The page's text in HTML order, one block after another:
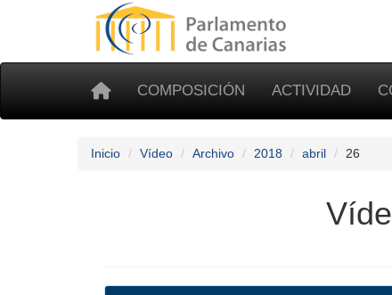
COMPOSICIÓN ACTIVIDAD
Inicio Vídeo Archivo 2018 abril 26